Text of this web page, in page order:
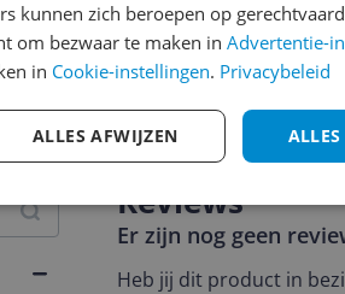
Reviews
Er zijn nog geen
Heb jij dit product in
kunnen zich beroepen op
om bezwaar te maken in Advertentie-
in Cookie-instellingen. Privacybeleid
ALLES
ALLES AFWIJZEN